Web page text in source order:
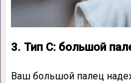
3. Тип C: большой
Ваш большой палец